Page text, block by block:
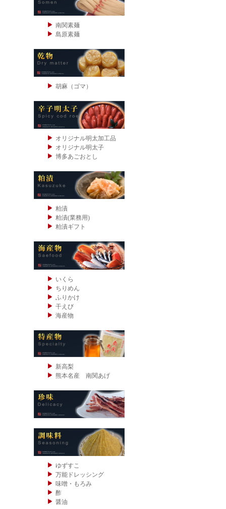
南関素麺
島原素麺
胡麻（ゴマ）
オリジナル明太加工品
オリジナル明太子
博多あごおとし
粕漬
粕漬(業務用)
粕漬ギフト
いくら
ちりめん
ふりかけ
干えび
海産物
新高梨
熊本名産 南関あげ
ゆずすこ
万能ドレッシング
味噌・もろみ
酢
醤油